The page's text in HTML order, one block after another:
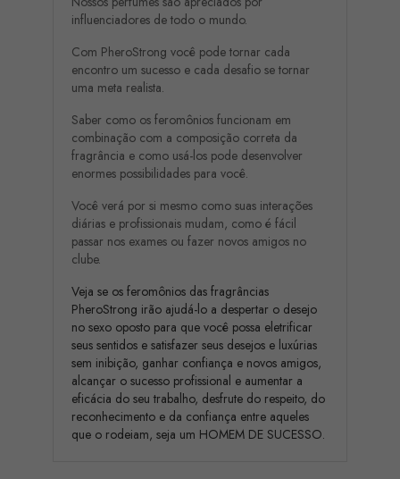
influenciadores de todo o mundo.
Com PheroStrong você pode tornar cada
encontro um sucesso e cada desafio se tornar
uma meta realista.
Saber como os feromônios funcionam em
combinação com a composição correta da
fragrância e como usá-los pode desenvolver
enormes possibilidades para você.
Você verá por si mesmo como suas interações
diárias e profissionais mudam, como é fácil
passar nos exames ou fazer novos amigos no
clube.
Veja se os feromônios das fragrâncias
PheroStrong irão ajudá-lo a despertar o desejo
no sexo oposto para que você possa eletrificar
seus sentidos e satisfazer seus desejos e luxúrias
sem inibição, ganhar confiança e novos amigos,
alcançar o sucesso profissional e aumentar a
eficácia do seu trabalho, desfrute do respeito, do
reconhecimento e da confiança entre aqueles
que o rodeiam, seja um HOMEM DE SUCESSO.